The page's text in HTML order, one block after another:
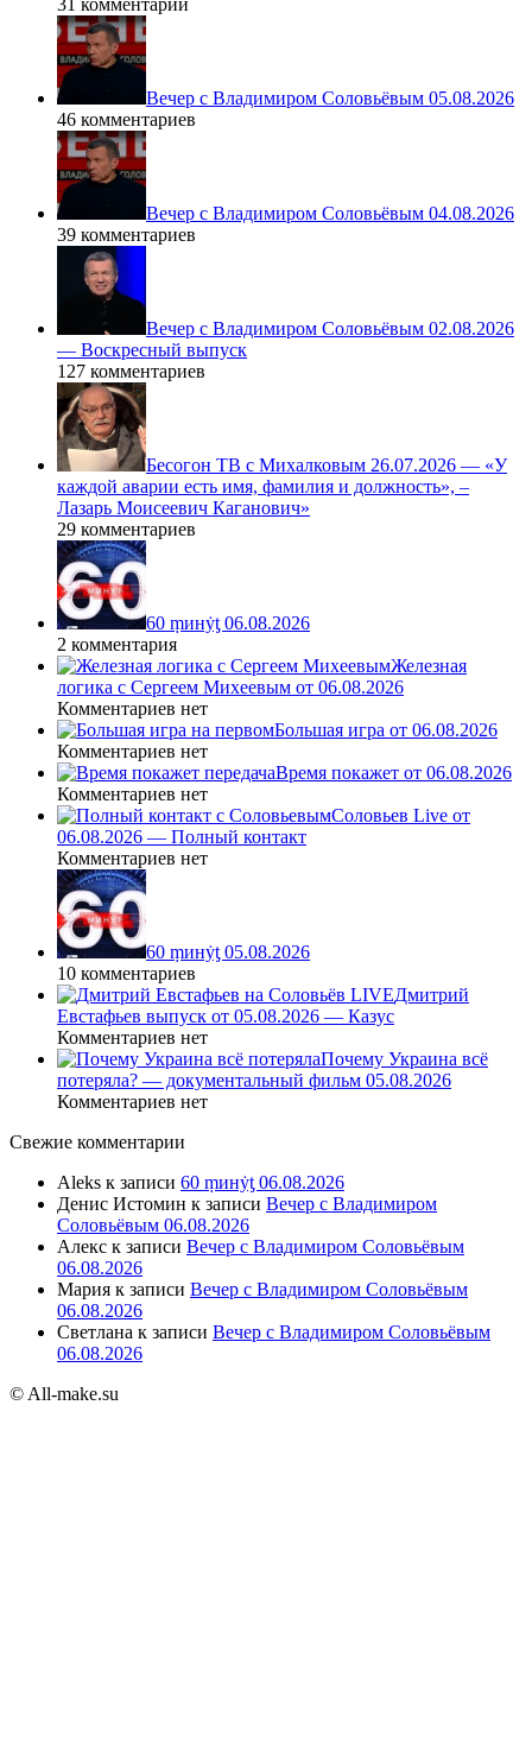
31 комментарий
Вечер с Владимиром Соловьёвым 05.08.2026
46 комментариев
Вечер с Владимиром Соловьёвым 04.08.2026
39 комментариев
Вечер с Владимиром Соловьёвым 02.08.2026
— Воскресный выпуск
127 комментариев
Бесогон ТВ с Михалковым 26.07.2026 — «У
каждой аварии есть имя, фамилия и должность», –
Лазарь Моисеевич Каганович»
29 комментариев
60 ṃинẏƫ 06.08.2026
2 комментария
Железная
логика с Сергеем Михеевым от 06.08.2026
Комментариев нет
Большая игра от 06.08.2026
Комментариев нет
Время покажет от 06.08.2026
Комментариев нет
Соловьев Live от
06.08.2026 — Полный контакт
Комментариев нет
60 ṃинẏƫ 05.08.2026
10 комментариев
Дмитрий
Евстафьев выпуск от 05.08.2026 — Казус
Комментариев нет
Почему Украина всё
потеряла? — документальный фильм 05.08.2026
Комментариев нет
Свежие комментарии
Aleks к записи 60 ṃинẏƫ 06.08.2026
Денис Истомин к записи Вечер с Владимиром
Соловьёвым 06.08.2026
Алекс к записи Вечер с Владимиром Соловьёвым
06.08.2026
Мария к записи Вечер с Владимиром Соловьёвым
06.08.2026
Светлана к записи Вечер с Владимиром Соловьёвым
06.08.2026
© All-make.su